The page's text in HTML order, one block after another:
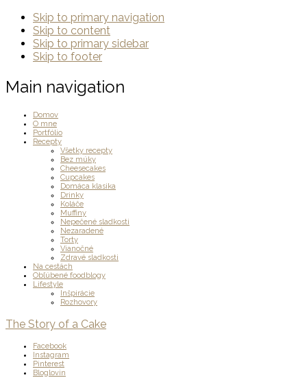
Skip to primary navigation
Skip to content
Skip to primary sidebar
Skip to footer
Main navigation
Domov
O mne
Portfólio
Recepty
Všetky recepty
Bez múky
Cheesecakes
Cupcakes
Domáca klasika
Drinky
Koláče
Muffiny
Nepečené sladkosti
Nezaradené
Torty
Vianočné
Zdravé sladkosti
Na cestách
Obľúbené foodblogy
Lifestyle
Inšpirácie
Rozhovory
The Story of a Cake
Facebook
Instagram
Pinterest
Bloglovin